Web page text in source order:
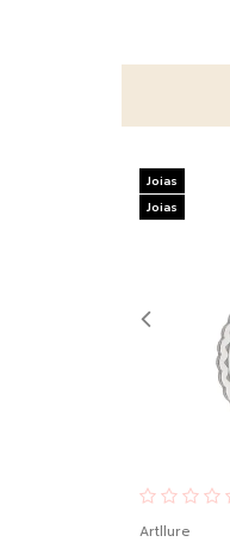
Artllure
Joias
Joias